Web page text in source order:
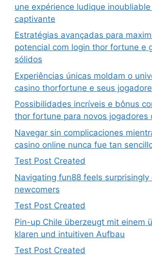
une expérience ludique
captivante
Estratégias avançadas para
potencial com login thor fortune e
sólidos
Experiências únicas moldam o
casino thorfortune e seus
Possibilidades incríveis e bônus
thor fortune para novos jogadores
Navegar sin complicaciones
casino online nunca fue tan
Test Post Created
Navigating fun88 feels
newcomers
Test Post Created
Pin-up Chile überzeugt mit einem
klaren und intuitiven Aufbau
Test Post Created